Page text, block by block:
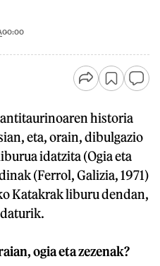
00:00
historia
eta, orain, dibulgazio
idatzita (Ogia eta
(Ferrol, Galizia, 1971)
Katakrak liburu dendan,
ogia eta zezenak?